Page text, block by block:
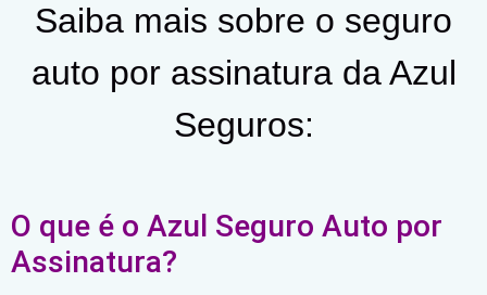
Saiba mais sobre o seguro
auto por assinatura da Azul
Seguros:
O que é o Azul Seguro Auto por
Assinatura?